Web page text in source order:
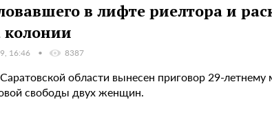
в лифте риелтора и
колонии
16:46 8387
области вынесен приговор 29-
свободы двух женщин.